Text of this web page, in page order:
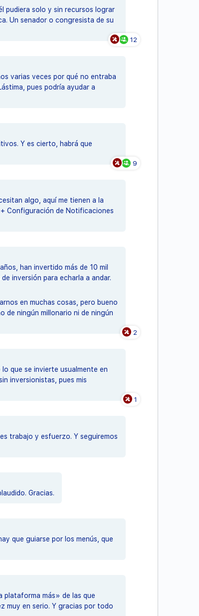
pudiera solo y sin recursos lograr
Un senador o congresista de su
12
varias veces por qué no entraba
pues podría ayudar a
Y es cierto, habrá que
9
algo, aquí me tienen a la
+ Configuración de Notificaciones
han invertido más de 10 mil
inversión para echarla a andar.
en muchas cosas, pero bueno
de ningún millonario ni de ningún
2
que se invierte usualmente en
inversionistas, pues mis
1
trabajo y esfuerzo. Y seguiremos
Gracias.
que guiarse por los menús, que
más» de las que
muy en serio. Y gracias por todo